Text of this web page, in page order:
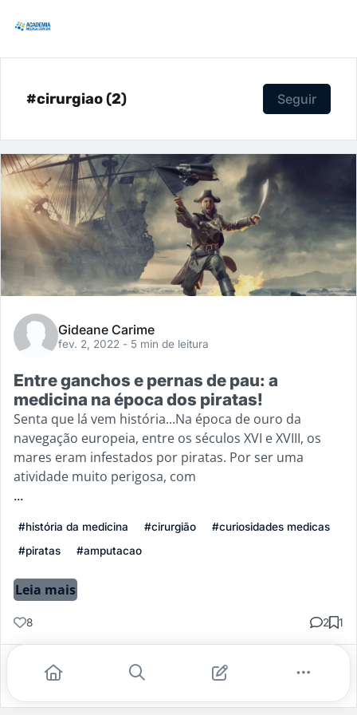
#cirurgiao (2) Seguir
Gideane Carime
fev. 2, 2022 - 5 min de leitura
Entre ganchos e pernas de pau: a
medicina na época dos piratas!
Senta que lá vem história...Na época de ouro da
navegação europeia, entre os séculos XVI e XVIII, os
mares eram infestados por piratas. Por ser uma
atividade muito perigosa, com
...
#história da medicina #cirurgião
#curiosidades medicas
#piratas
#amputacao
Leia mais
8 2 1
Gostei Comentar Salvar